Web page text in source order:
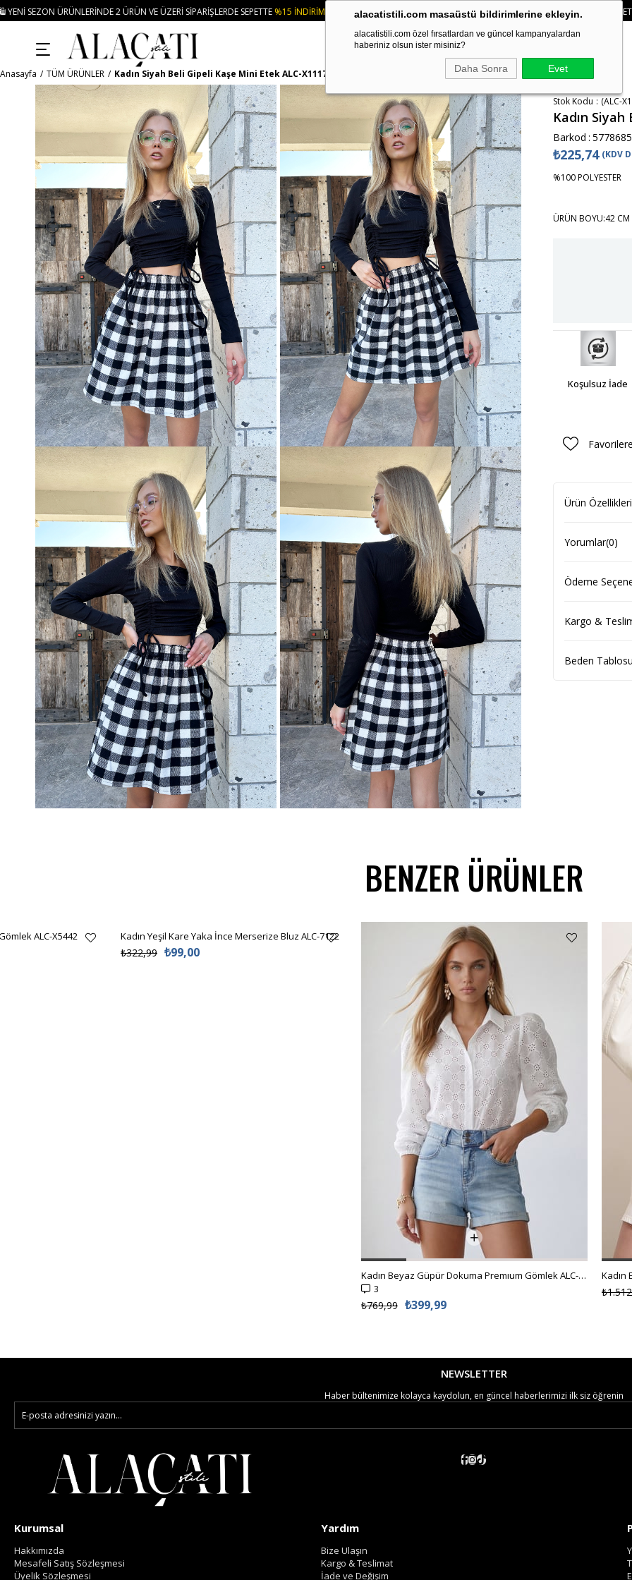
alacatistili.com masaüstü bildirimlerine ekleyin.
alacatistili.com özel fırsatlardan ve güncel kampanyalardan
haberiniz olsun ister misiniz?
Daha Sonra Evet
VE ÜZERI SIPARIŞLERDE SEPETTE%15 İNDIRIM • 🚚KREDI KARTI VE HAVALE ÖDEMELERINIZDE 750₺ ÜZERI KARGO ÜCRETSIZ • 🛍️ YENI SEZON
Anasayfa TÜM ÜRÜNLER Kadın Siyah Beli Gipeli Kaşe Mini Etek ALC-X11179
Stok Kodu (ALC-
Kadın
Barkod :
₺225,74 (KDV
%100 POLYESTER
ÜRÜN BOYU:42 CM
Koşulsuz İade
Ürün Özellikleri
Yorumlar(0)
Ödeme
Kargo &
Beden
BENZER ÜRÜNLER
ALC-X5442 Kadın Yeşil Kare Yaka İnce Merserize Bluz ALC-7122
₺99,00
₺322,99
Kadın Beyaz Güpür Dokuma Premıum Gömlek ALC-X4366
3
₺399,99
₺769,99
NEWSLETTER
Haber bültenimize kolayca kaydolun, en güncel haberlerimizi ilk siz öğrenin
Kurumsal
Hakkımızda
Mesafeli Satış Sözleşmesi
Üyelik Sözleşmesi
Yardım
Bize Ulaşın
Kargo & Teslimat
İade ve Değişim